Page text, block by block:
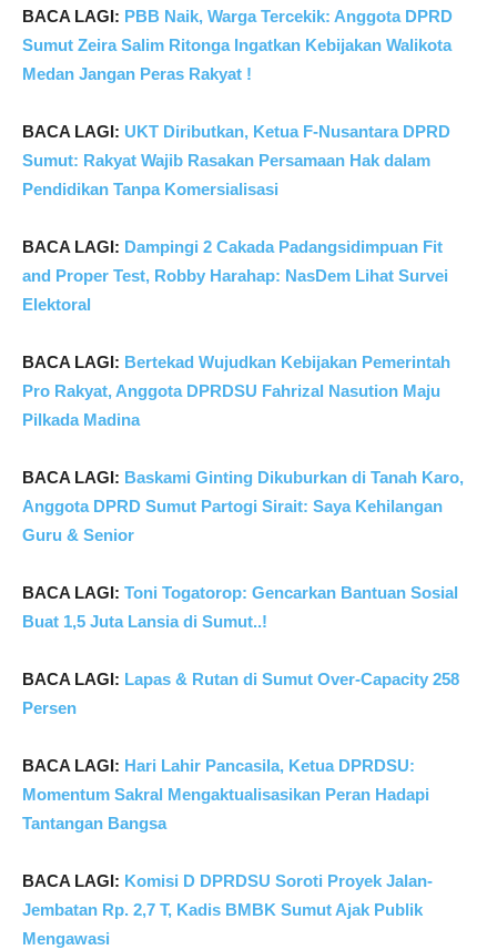
BACA LAGI: PBB Naik, Warga Tercekik: Anggota DPRD
Sumut Zeira Salim Ritonga Ingatkan Kebijakan Walikota
Medan Jangan Peras Rakyat !
BACA LAGI: UKT Diributkan, Ketua F-Nusantara DPRD
Sumut: Rakyat Wajib Rasakan Persamaan Hak dalam
Pendidikan Tanpa Komersialisasi
BACA LAGI: Dampingi 2 Cakada Padangsidimpuan Fit
and Proper Test, Robby Harahap: NasDem Lihat Survei
Elektoral
BACA LAGI: Bertekad Wujudkan Kebijakan Pemerintah
Pro Rakyat, Anggota DPRDSU Fahrizal Nasution Maju
Pilkada Madina
BACA LAGI: Baskami Ginting Dikuburkan di Tanah Karo,
Anggota DPRD Sumut Partogi Sirait: Saya Kehilangan
Guru & Senior
BACA LAGI: Toni Togatorop: Gencarkan Bantuan Sosial
Buat 1,5 Juta Lansia di Sumut..!
BACA LAGI: Lapas & Rutan di Sumut Over-Capacity 258
Persen
BACA LAGI: Hari Lahir Pancasila, Ketua DPRDSU:
Momentum Sakral Mengaktualisasikan Peran Hadapi
Tantangan Bangsa
BACA LAGI: Komisi D DPRDSU Soroti Proyek Jalan-
Jembatan Rp. 2,7 T, Kadis BMBK Sumut Ajak Publik
Mengawasi